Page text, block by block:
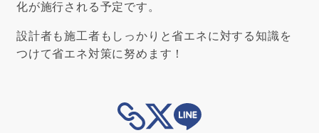
化が施行される予定です。
設計者も施工者もしっかりと省エネに対する知識を
つけて省エネ対策に努めます！